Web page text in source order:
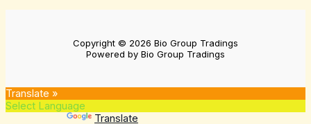
Copyright © 2026 Bio Group Tradings
Powered by Bio Group Tradings
Translate »
Translate